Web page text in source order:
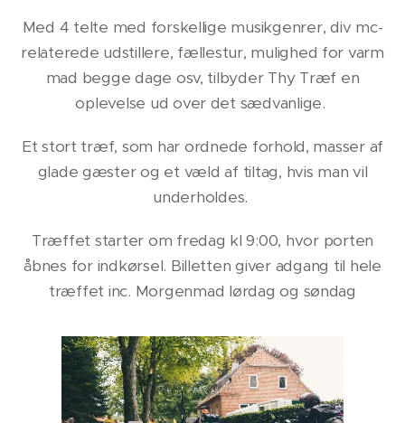
Med 4 telte med forskellige musikgenrer, div mc-
relaterede udstillere, fællestur, mulighed for varm
mad begge dage osv, tilbyder Thy Træf en
oplevelse ud over det sædvanlige.
Et stort træf, som har ordnede forhold, masser af
glade gæster og et væld af tiltag, hvis man vil
underholdes.
Træffet starter om fredag kl 9:00, hvor porten
åbnes for indkørsel. Billetten giver adgang til hele
træffet inc. Morgenmad lørdag og søndag